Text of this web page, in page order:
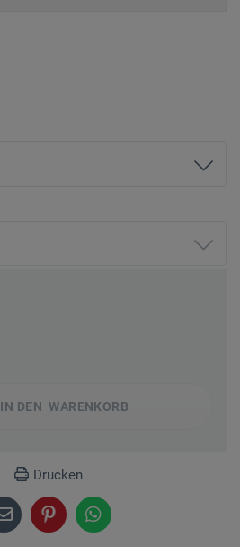
IN DEN WARENKORB
Drucken